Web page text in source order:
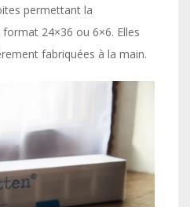
permettant la
24×36 ou 6×6. Elles
fabriquées à la main.